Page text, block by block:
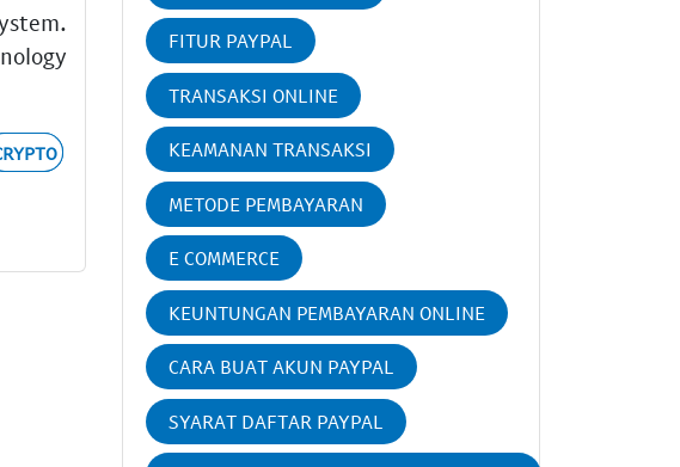
FITUR PAYPAL
TRANSAKSI ONLINE
KEAMANAN TRANSAKSI
METODE PEMBAYARAN
E COMMERCE
KEUNTUNGAN PEMBAYARAN ONLINE
CARA BUAT AKUN PAYPAL
SYARAT DAFTAR PAYPAL